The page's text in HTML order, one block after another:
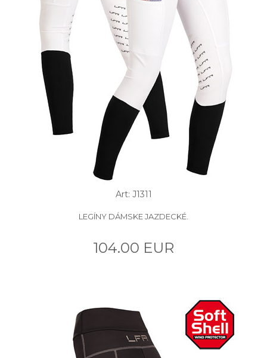
Art: J1311
LEGÍNY DÁMSKE JAZDECKÉ.
104.00 EUR